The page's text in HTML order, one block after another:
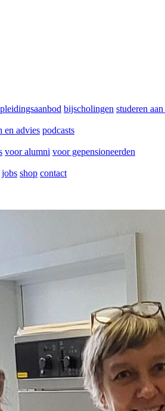
bijscholingen studeren
en advies podcasts
voor alumni voor gepensioneerden
jobs shop contact